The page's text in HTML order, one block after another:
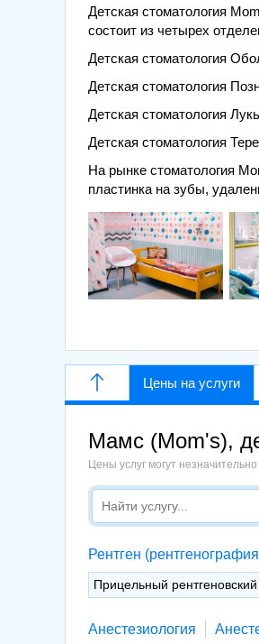
Детская стоматология
состоит из четырех
Детская стоматология
Детская стоматология
Детская стоматология
Детская стоматология
На рынке стоматология
пластинка на зубы,
Цены на услуги
Мамс (Mom's),
Цены услуг могут
Рентген
Прицельный
Анестезиология